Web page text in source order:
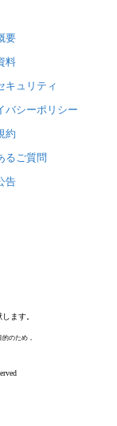
要
料
キュリティ
バシーポリシー
約
るご質問
告
ます。
のため，